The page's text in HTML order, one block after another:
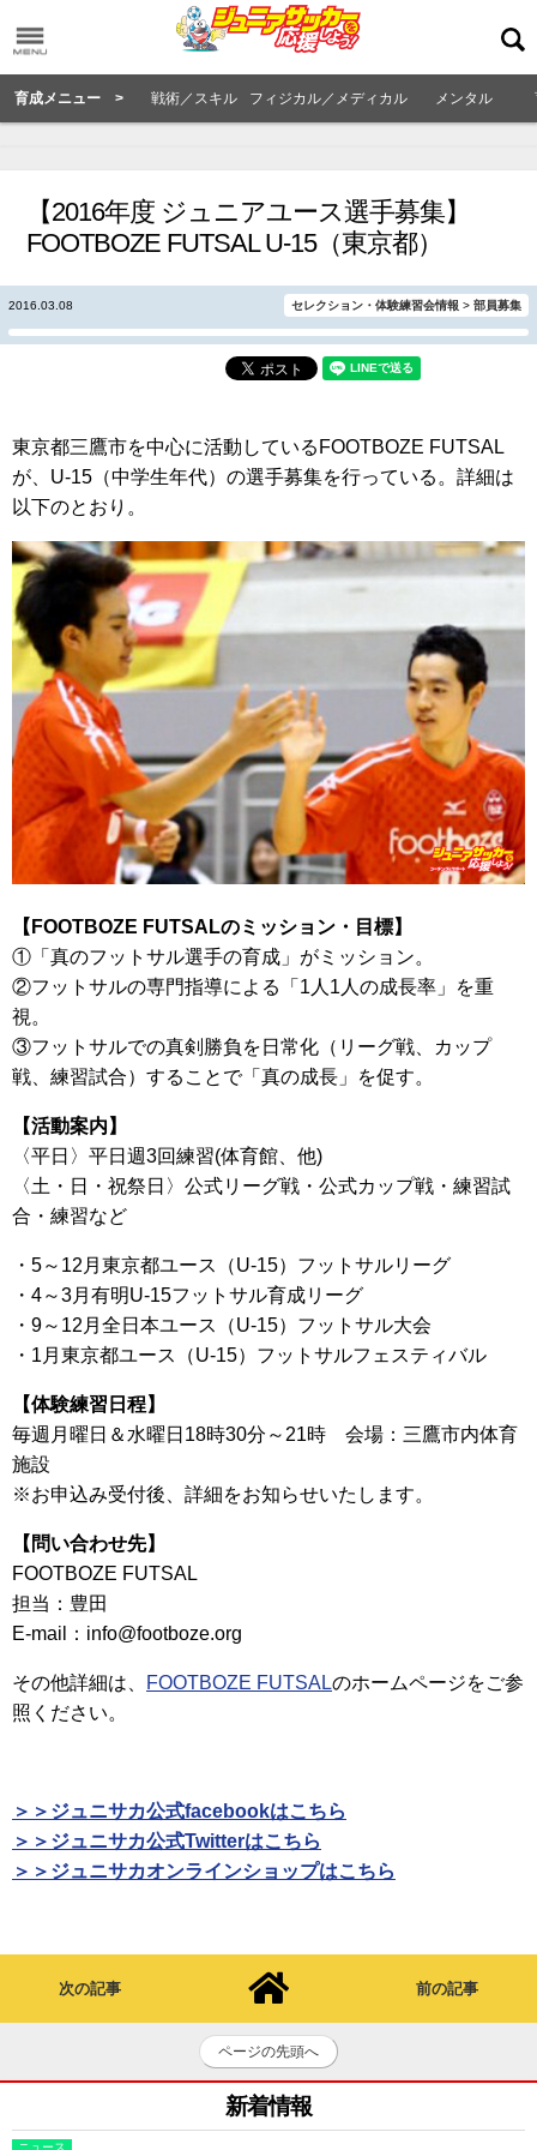
育成メニュー > 戦術／スキル フィジカル／メディカル メンタル
【2016年度 ジュニアユース選手募集】
FOOTBOZE FUTSAL U-15（東京都）
2016.03.08 セレクション・体験練習会情報 > 部員募集
東京都三鷹市を中心に活動しているFOOTBOZE FUTSAL
が、U-15（中学生年代）の選手募集を行っている。詳細は
以下のとおり。
【FOOTBOZE FUTSALのミッション・目標】
①「真のフットサル選手の育成」がミッション。
②フットサルの専門指導による「1人1人の成長率」を重
視。
③フットサルでの真剣勝負を日常化（リーグ戦、カップ
戦、練習試合）することで「真の成長」を促す。
【活動案内】
〈平日〉平日週3回練習(体育館、他)
〈土・日・祝祭日〉公式リーグ戦・公式カップ戦・練習試
合・練習など
・5～12月東京都ユース（U-15）フットサルリーグ
・4～3月有明U-15フットサル育成リーグ
・9～12月全日本ユース（U-15）フットサル大会
・1月東京都ユース（U-15）フットサルフェスティバル
【体験練習日程】
毎週月曜日＆水曜日18時30分～21時 会場：三鷹市内体育
施設
※お申込み受付後、詳細をお知らせいたします。
【問い合わせ先】
FOOTBOZE FUTSAL
担当：豊田
E-mail：info@footboze.org
その他詳細は、 FOOTBOZE FUTSALのホームページをご参
照ください。
＞＞ジュニサカ公式facebookはこちら
＞＞ジュニサカ公式Twitterはこちら
＞＞ジュニサカオンラインショップはこちら
次の記事 前の記事
ページの先頭へ
新着情報
ニュース